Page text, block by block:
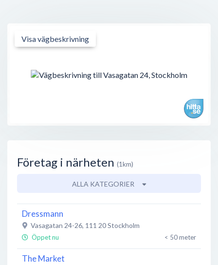
Visa vägbeskrivning
Företag i närheten (1km)
ALLA KATEGORIER
Dressmann
Vasagatan 24-26, 111 20Stockholm
Öppet nu < 50 meter
The Market